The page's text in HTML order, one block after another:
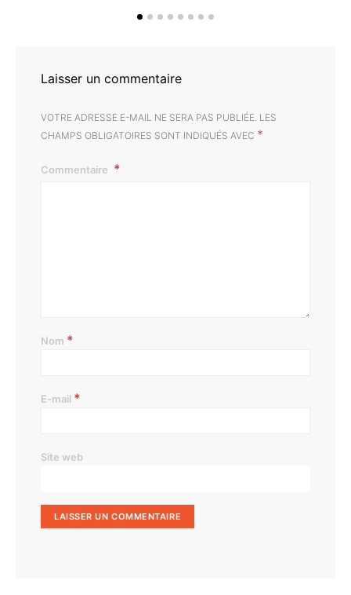
Laisser un commentaire
VOTRE ADRESSE E-MAIL NE SERA PAS PUBLIÉE. LES
CHAMPS OBLIGATOIRES SONT INDIQUÉS AVEC *
Commentaire
Nom *
E-mail *
Site web